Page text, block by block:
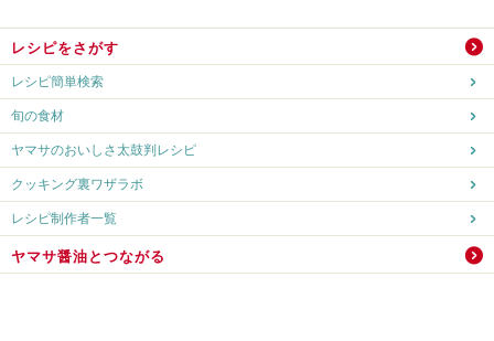
レシピをさがす
レシピ簡単検索
旬の食材
ヤマサのおいしさ太鼓判レシピ
クッキング裏ワザラボ
レシピ制作者一覧
ヤマサ醤油とつながる